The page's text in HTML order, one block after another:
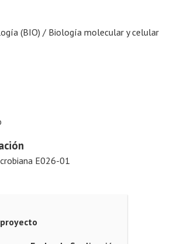
(BIO) / Biología molecular y celular
E026-01